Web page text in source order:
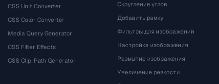
CSS Unit Converter
CSS Color Converter
Media Query Generator
CSS Filter Effects
CSS Clip-Path Generator
Скругление углов
Добавить рамку
Фильтры для изображений
Настройка изображения
Размытие изображения
Увеличение резкости